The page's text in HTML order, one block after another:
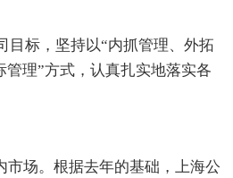
目标，坚持以“内抓管理、外拓
管理”方式，认真扎实地落实各
市场。根据去年的基础，上海公